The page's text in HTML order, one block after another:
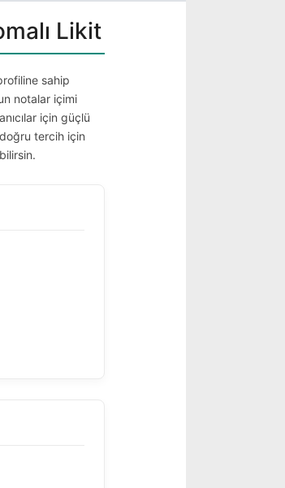
Likit
sahip
notalar içimi
için güçlü
tercih için